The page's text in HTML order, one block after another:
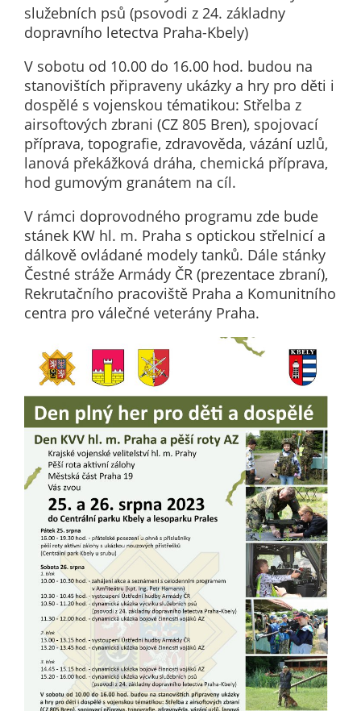
služebních psů (psovodi z 24. základny
dopravního letectva Praha-Kbely)
V sobotu od 10.00 do 16.00 hod. budou na
stanovištích připraveny ukázky a hry pro děti i
dospělé s vojenskou tématikou: Střelba z
airsoftových zbrani (CZ 805 Bren), spojovací
příprava, topografie, zdravověda, vázání uzlů,
lanová překážková dráha, chemická příprava,
hod gumovým granátem na cíl.
V rámci doprovodného programu zde bude
stánek KW hl. m. Praha s optickou střelnicí a
dálkově ovládané modely tanků. Dále stánky
Čestné stráže Armády ČR (prezentace zbraní),
Rekrutačního pracoviště Praha a Komunitního
centra pro válečné veterány Praha.
vypnete
používání
analytických
cookies ve
vztahu k Vaší
návštěvě,
ztrácíme
možnost
analýzy
optimalizace
našich
opatření.
Personalizované
soubory cookie
Používáme rovněž
soubory cookie a
další technologie,
abychom
přizpůsobili naše
webové stránky
potřebám a
zájmům našich
návštěvníků.
Reklamní
cookies
Reklamní cookies
používáme my
nebo naši partneři,
abychom Vám
mohli zobrazit
vhodné obsahy